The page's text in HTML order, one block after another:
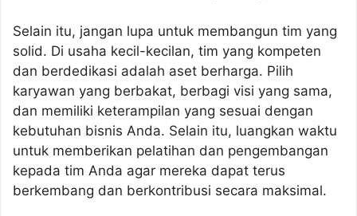
Selain itu, jangan lupa untuk membangun tim yang
solid. Di usaha kecil-kecilan, tim yang kompeten
dan berdedikasi adalah aset berharga. Pilih
karyawan yang berbakat, berbagi visi yang sama,
dan memiliki keterampilan yang sesuai dengan
kebutuhan bisnis Anda. Selain itu, luangkan waktu
untuk memberikan pelatihan dan pengembangan
kepada tim Anda agar mereka dapat terus
berkembang dan berkontribusi secara maksimal.